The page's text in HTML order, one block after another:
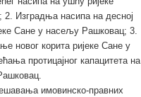
2. Изградња насипа на десној
Сане у насељу Рашковац; 3.
новог корита ријеке Сане у
протицајног капацитета на
имовинско-правних